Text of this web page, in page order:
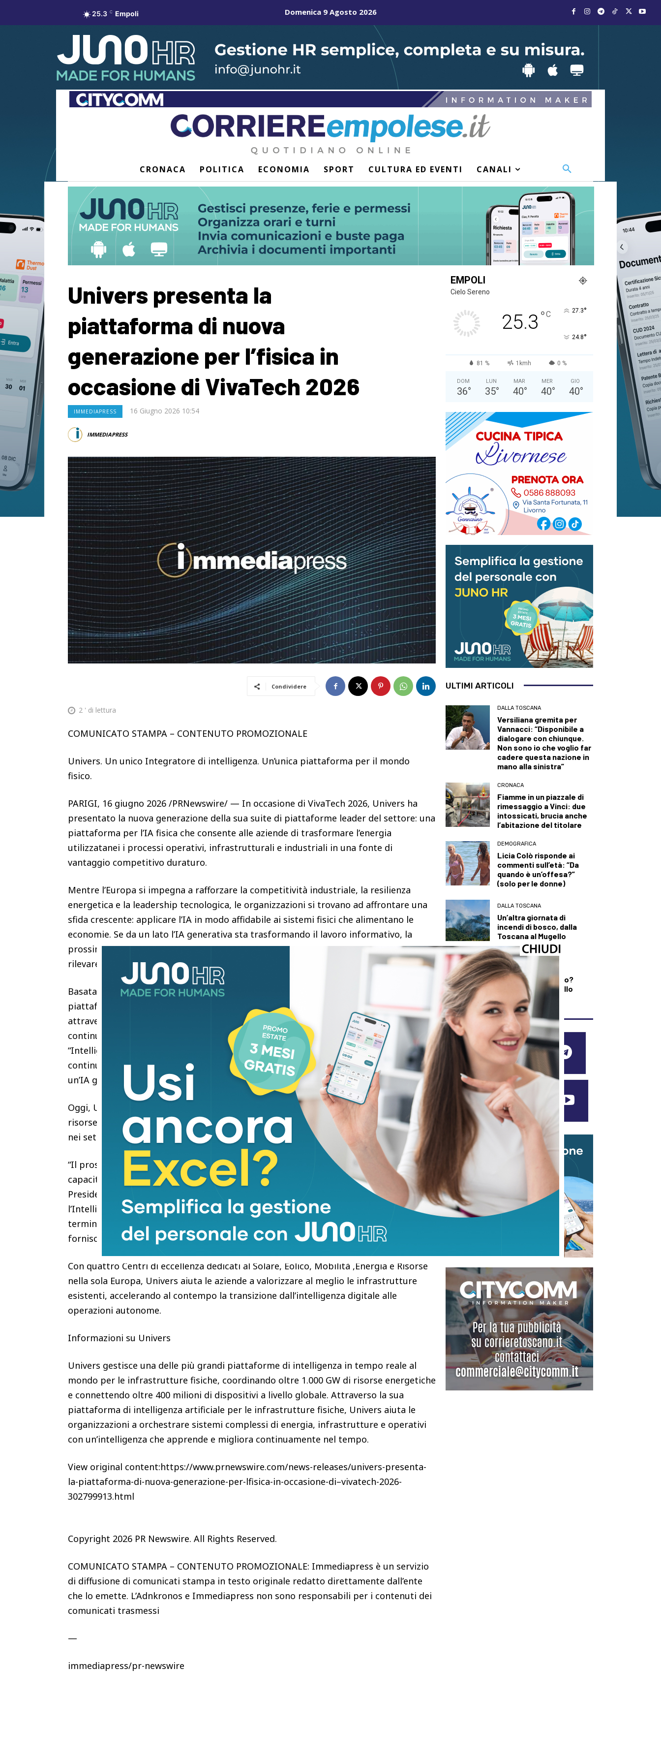
25.3 C Empoli Domenica 9 Agosto 2026
CRONACA POLITICA ECONOMIA SPORT CULTURA ED EVENTI CANALI
Univers presenta la
piattaforma di nuova
generazione per l’fisica in
occasione di VivaTech 2026
IMMEDIAPRESS 16 Giugno 2026 10:54
IMMEDIAPRESS
Condividere
2 ' di lettura
COMUNICATO STAMPA – CONTENUTO PROMOZIONALE
Univers. Un unico Integratore di intelligenza. Un’unica piattaforma per il mondo
fisico.
PARIGI, 16 giugno 2026 /PRNewswire/ — In occasione di VivaTech 2026, Univers ha
presentato la nuova generazione della sua suite di piattaforme leader del settore: una
piattaforma per l’IA fisica che consente alle aziende di trasformare l’energia
utilizzatanei i processi operativi, infrastrutturali e industriali in una fonte di
vantaggio competitivo duraturo.
Mentre l’Europa si impegna a rafforzare la competitività industriale, la resilienza
energetica e la leadership tecnologica, le organizzazioni si trovano ad affrontare una
sfida crescente: applicare l’IA in modo affidabile ai sistemi fisici che alimentano le
economie. Se da un lato l’IA generativa sta trasformando il lavoro informativo, la
prossima frontiera consiste nel consentire ad attività, impianti, sistemi energetici di
rilevare, decidere e agire in tempo reale.
Basata su anni di esperienza nella gestione di infrastrutture fisiche complesse, la
piattaforma Univers per l’IA fisica unisce IA, intelligenza energetica e operativa
attraverso un tessuto di intelligenza unificato. La piattaforma apprende
continuamente dai risultati operativi, creando quella che Univers definisce
“Intelligenza composta” (Compounding Intelligence): un vantaggio strategico in
continua crescita che consente alle organizzazioni di implementare con sicurezza
un’IA generativa, agentiva e autonoma in ambienti mission-critical.
Oggi, Univers connette oltre 400 milioni di dispositivi e gestisce più di 1.000 GW di
risorse energetiche a livello globale, orchestrando flussi di lavoro operativi complessi
nei settori dell’energia, dell’edilizia, dei trasporti, della logistica e dell’industria.
“Il prossimo vantaggio competitivo dell’Europa si baserà non solo sull’IA, ma sulla
capacità di applicarla al mondo fisico”, ha affermato Valerio Dilda, Senior Vice
President in Europa di Univers. “Le organizzazioni che per prime adotteranno
l’Intelligenza composta nelle proprie operazioni creeranno un vantaggio duraturo in
termini di produttività, resilienza e innovazione. La nostra Piattaforma per l’IA Fisica
fornisce le basi per rendere tutto ciò possibile.”
Con quattro Centri di eccellenza dedicati al Solare, Eolico, Mobilità ,Energia e Risorse
nella sola Europa, Univers aiuta le aziende a valorizzare al meglio le infrastrutture
esistenti, accelerando al contempo la transizione dall’intelligenza digitale alle
operazioni autonome.
Informazioni su Univers
Univers gestisce una delle più grandi piattaforme di intelligenza in tempo reale al
mondo per le infrastrutture fisiche, coordinando oltre 1.000 GW di risorse energetiche
e connettendo oltre 400 milioni di dispositivi a livello globale. Attraverso la sua
piattaforma di intelligenza artificiale per le infrastrutture fisiche, Univers aiuta le
organizzazioni a orchestrare sistemi complessi di energia, infrastrutture e operativi
con un’intelligenza che apprende e migliora continuamente nel tempo.
View original content:https://www.prnewswire.com/news-releases/univers-presenta-
la-piattaforma-di-nuova-generazione-per-lfisica-in-occasione-di–vivatech-2026-
302799913.html
Copyright 2026 PR Newswire. All Rights Reserved.
COMUNICATO STAMPA – CONTENUTO PROMOZIONALE: Immediapress è un servizio
di diffusione di comunicati stampa in testo originale redatto direttamente dall’ente
che lo emette. L’Adnkronos e Immediapress non sono responsabili per i contenuti dei
comunicati trasmessi
—
immediapress/pr-newswire
EMPOLI
Cielo Sereno
25.3 °C 27.3°
24.8°
81 % 1kmh 0 %
DOM
36°
LUN
35°
MAR
40°
MER
40°
GIO
40°
ULTIMI ARTICOLI
DALLA TOSCANA
Versiliana gremita per
Vannacci: “Disponibile a
dialogare con chiunque.
Non sono io che voglio far
cadere questa nazione in
mano alla sinistra”
CRONACA
Fiamme in un piazzale di
rimessaggio a Vinci: due
intossicati, brucia anche
l’abitazione del titolare
DEMOGRAFICA
Licia Colò risponde ai
commenti sull’età: “Da
quando è un’offesa?”
(solo per le donne)
DALLA TOSCANA
Un’altra giornata di
incendi di bosco, dalla
Toscana al Mugello
DEMOGRAFICA
Testosterone e
spermatozoi in calo?
Cosa c’è di vero nello
“Spermageddon”
SEGUICI SUI SOCIAL